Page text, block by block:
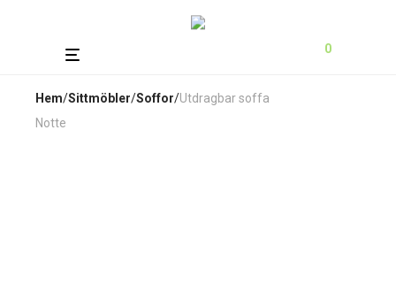
0
Hem/Sittmöbler/Soffor/Utdragbar soffa
Notte